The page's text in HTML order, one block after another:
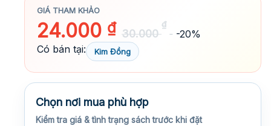
GIÁ THAM KHẢO
24.000 ₫ 30.000
₫
-20%
Có bán tại:
Kim Đồng
Chọn nơi mua phù hợp
Kiểm tra giá & tình trạng sách trước khi đặt